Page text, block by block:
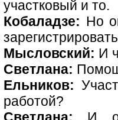
участковый и то.
Кобаладзе: Но
Мысловский: И
Светлана:
Ельников:
работой?